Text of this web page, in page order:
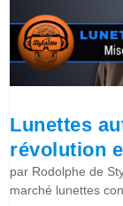
Lunettes
révolution
par Rodolphe de
marché lunettes